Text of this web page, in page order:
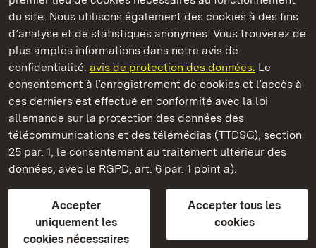
du site. Nous utilisons également des cookies à des fins
d’analyse et de statistiques anonymes. Vous trouverez de
plus amples informations dans notre avis de
confidentialité. avis de protection des données. Le
consentement à l’enregistrement de cookies et l’accès à
ces derniers est effectué en conformité avec la loi
allemande sur la protection des données des
télécommunications et des télémédias (TTDSG), section
25 par. 1, le consentement au traitement ultérieur des
données, avec le RGPD, art. 6 par. 1 point a).
Accepter
uniquement les
cookies nécessaires
Accepter tous les
cookies
Staatliche Schlösser und Gärten Baden‑Württemberg
Châteaux et jardins publics du Bade-Wurtemberg
ContactFAQ et réponsesMentions légales
Protection des données
Explications sur l’accessibilité
BITV-konform (geprüfte Seiten)
plus loin
Accueil